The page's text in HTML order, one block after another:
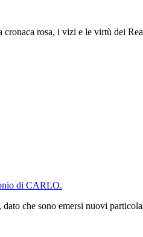
rosa, i vizi e le virtù dei
di CARLO.
che sono emersi nuovi